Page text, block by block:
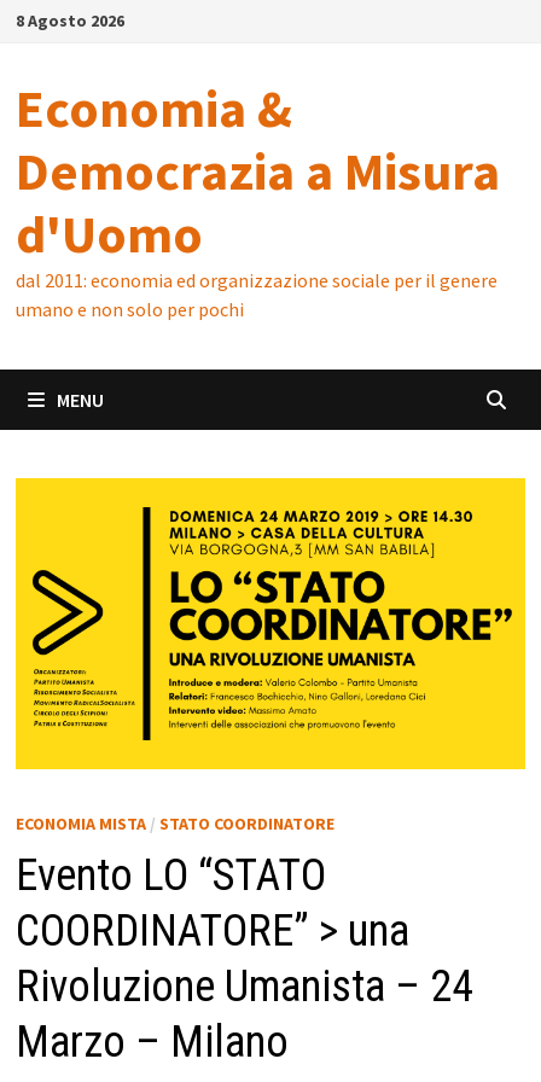
Skip8 Agosto 2026
Economia &
Democrazia a Misura
d'Uomo
dal 2011: economia ed organizzazione sociale per il genere
umano e non solo per pochi
MENU
ECONOMIA MISTA/ STATO COORDINATORE
Evento LO “STATO
COORDINATORE” > una
Rivoluzione Umanista – 24
Marzo – Milano